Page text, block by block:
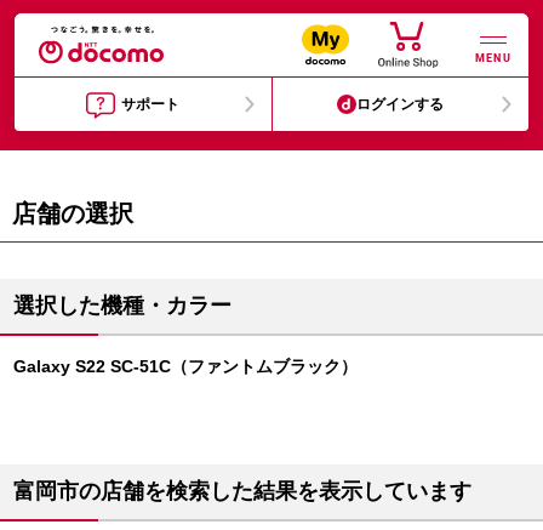
MENU
サポート ログインする
店舗の選択
選択した機種・カラー
Galaxy S22 SC-51C（ファントムブラック）
富岡市の店舗を検索した結果を表示しています